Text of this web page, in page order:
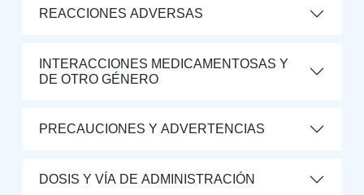
REACCIONES ADVERSAS
INTERACCIONES MEDICAMENTOSAS Y
DE OTRO GÉNERO
PRECAUCIONES Y ADVERTENCIAS
DOSIS Y VÍA DE ADMINISTRACIÓN